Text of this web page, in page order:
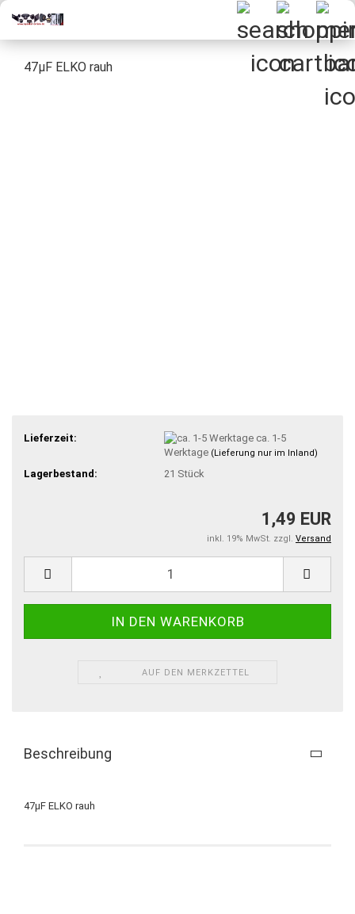
47µF ELKO rauh
Lieferzeit:
ca. 1-5
Werktage (Lieferung nur im Inland)
Lagerbestand: 21 Stück
1,49 EUR
inkl. 19% MwSt. zzgl. Versand
AUF DEN MERKZETTEL
Beschreibung
47µF ELKO rauh